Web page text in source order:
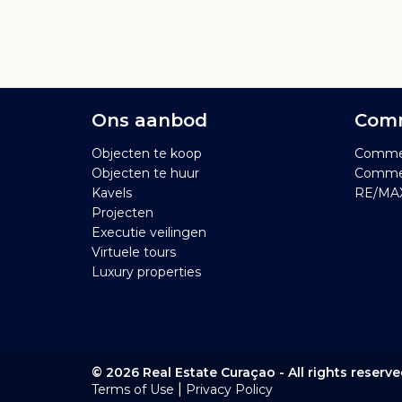
Ons aanbod
Objecten te koop
Objecten te huur
Kavels
Projecten
Executie veilingen
Virtuele tours
Luxury properties
RE/
© 2026 Real Estate Curaçao - All rights
Terms of Use
Privacy Policy